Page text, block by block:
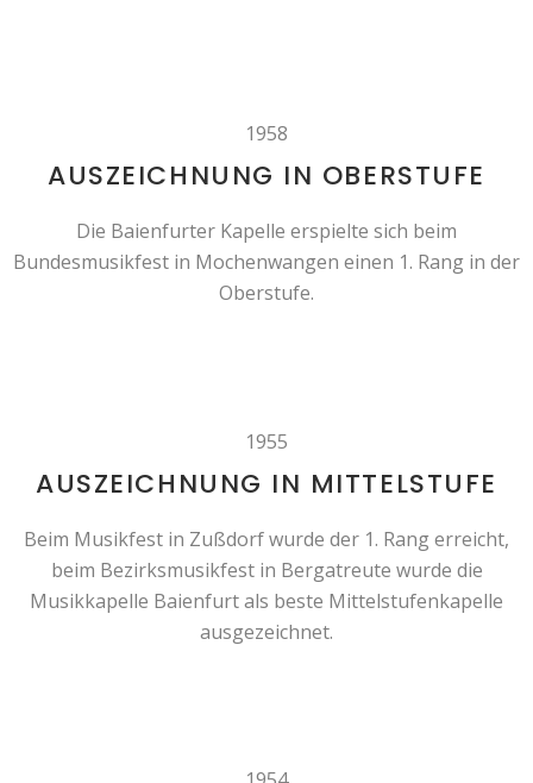
1958
AUSZEICHNUNG IN OBERSTUFE
Die Baienfurter Kapelle erspielte sich beim
Bundesmusikfest in Mochenwangen einen 1. Rang in der
Oberstufe.
1955
AUSZEICHNUNG IN MITTELSTUFE
Beim Musikfest in Zußdorf wurde der 1. Rang erreicht,
beim Bezirksmusikfest in Bergatreute wurde die
Musikkapelle Baienfurt als beste Mittelstufenkapelle
ausgezeichnet.